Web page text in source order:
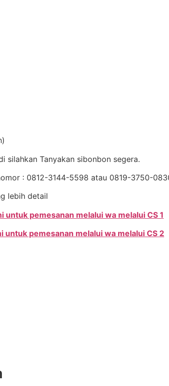
silahkan Tanyakan sibonbon segera.
: 0812-3144-5598 atau 0819-3750-
lebih detail
untuk pemesanan melalui wa melalui CS 1
untuk pemesanan melalui wa melalui CS 2